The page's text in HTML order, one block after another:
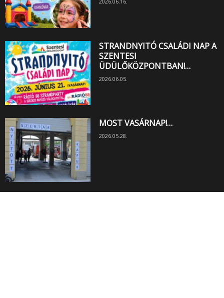
STRANDNYITÓ CSALÁDI NAP A
SZENTESI
ÜDÜLŐKÖZPONTBAN!…
2026.06.05.
MOST VASÁRNAP!…
2026.05.28.